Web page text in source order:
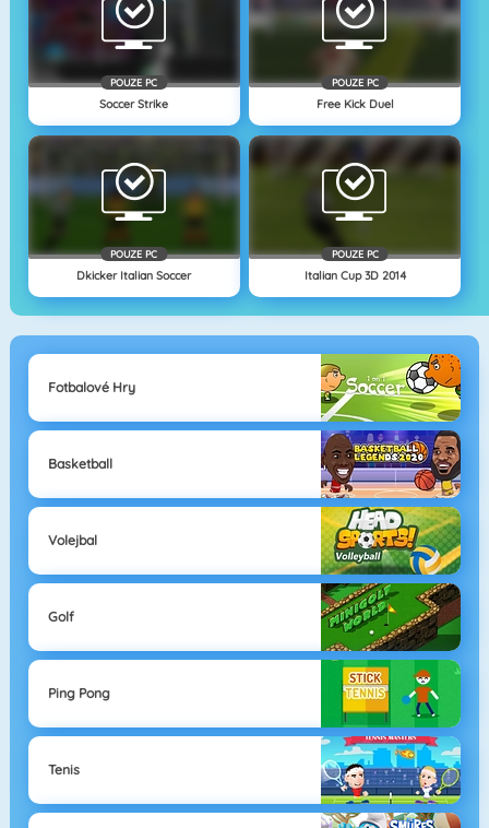
POUZE PC
Soccer Strike
POUZE PC
Free Kick Duel
POUZE PC
Dkicker Italian Soccer
POUZE PC
Italian Cup 3D 2014
Fotbalové Hry
Basketball
Volejbal
Golf
Ping Pong
Tenis